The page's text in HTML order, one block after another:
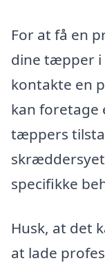
For at få en
dine tæpper i
kontakte en
kan foretage
tæppers
specifikke
Husk, at det
at lade